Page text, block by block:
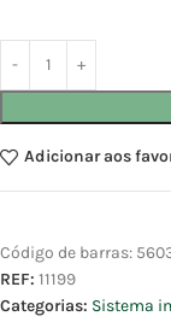
Adicionar aos
Código de barras:
REF: 11199
Categorias: Sistema